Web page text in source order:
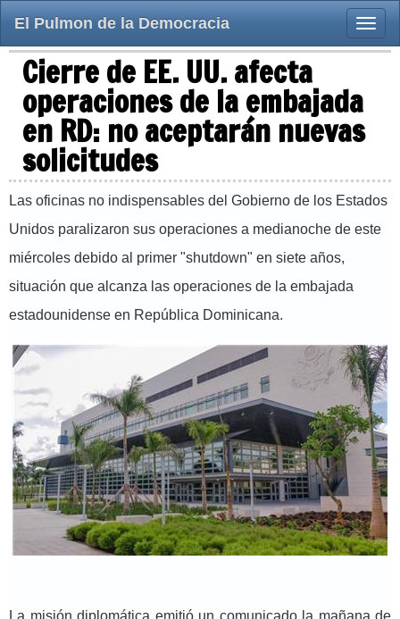
Toggle
El Pulmon de la Democracia
Cierre de EE. UU. afecta
operaciones de la embajada
en RD: no aceptarán nuevas
solicitudes
Las oficinas no indispensables del Gobierno de los Estados
Unidos paralizaron sus operaciones a medianoche de este
miércoles debido al primer "shutdown" en siete años,
situación que alcanza las operaciones de la embajada
estadounidense en República Dominicana.
La misión diplomática emitió un comunicado la mañana de